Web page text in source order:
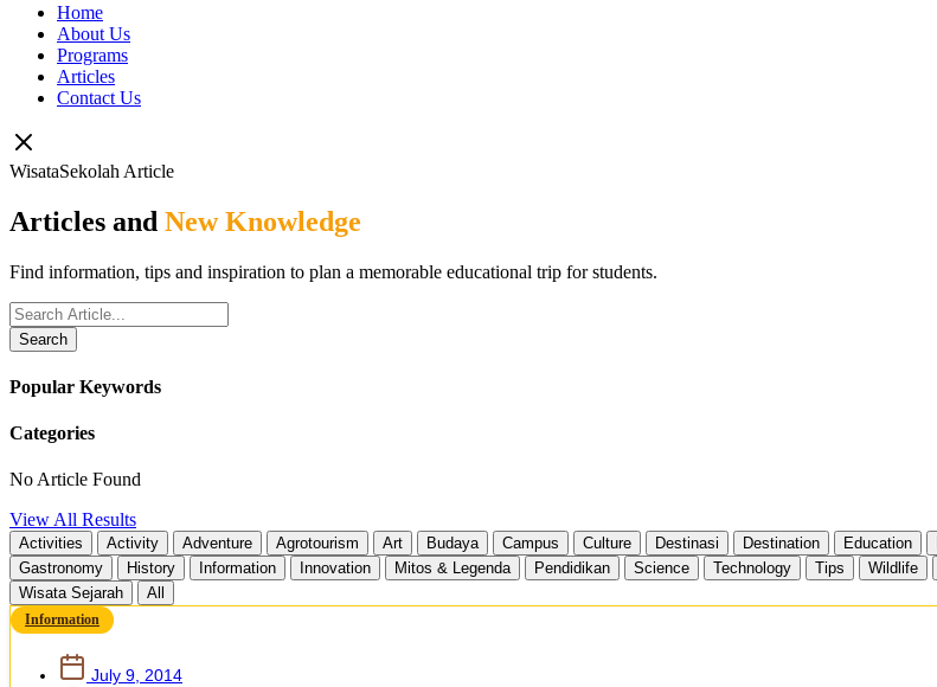
Home
About Us
Programs
Articles
Contact Us
WisataSekolah Article
Articles and New Knowledge
Find information, tips and inspiration to plan a memorable educational trip for students.
Search
Popular Keywords
Categories
No Article Found
View All Results
Activities Activity Adventure Agrotourism Art Budaya Campus Culture Destinasi Destination Education
Gastronomy
History Information Innovation Mitos & Legenda Pendidikan Science Technology Tips Wildlife
Wisata Sejarah
All
Information
July 9, 2014